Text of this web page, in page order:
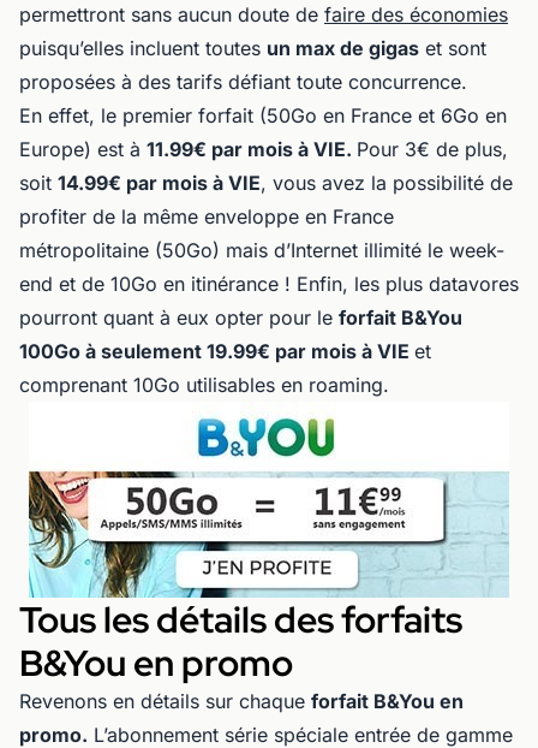
permettront sans aucun doute de faire des économies
puisqu’elles incluent toutes un max de gigas et sont
proposées à des tarifs défiant toute concurrence.
En effet, le premier forfait (50Go en France et 6Go en
Europe) est à 11.99€ par mois à VIE. Pour 3€ de plus,
soit 14.99€ par mois à VIE, vous avez la possibilité de
profiter de la même enveloppe en France
métropolitaine (50Go) mais d’Internet illimité le week-
end et de 10Go en itinérance ! Enfin, les plus datavores
pourront quant à eux opter pour le forfait B&You
100Go à seulement 19.99€ par mois à VIE et
comprenant 10Go utilisables en roaming.
Tous les détails des forfaits
B&You en promo
Revenons en détails sur chaque forfait B&You en
promo. L’abonnement série spéciale entrée de gamme